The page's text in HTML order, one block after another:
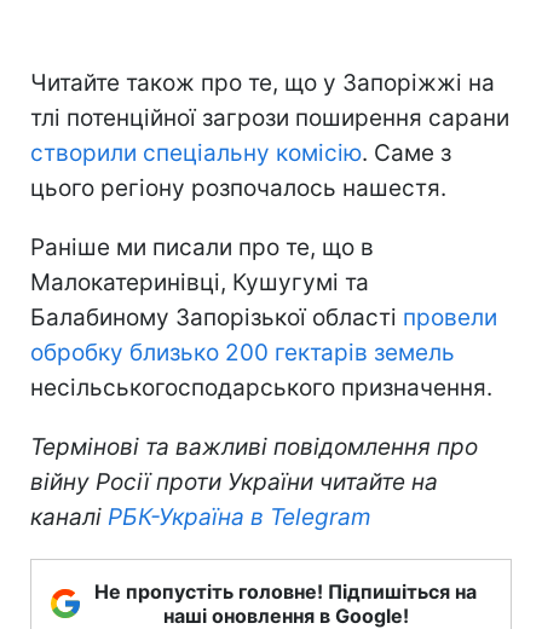
Читайте також про те, що у Запоріжжі на
тлі потенційної загрози поширення сарани
створили спеціальну комісію. Саме з
цього регіону розпочалось нашестя.
Раніше ми писали про те, що в
Малокатеринівці, Кушугумі та
Балабиному Запорізької області провели
обробку близько 200 гектарів земель
несільськогосподарського призначення.
Термінові та важливі повідомлення про
війну Росії проти України читайте на
каналі РБК-Україна в Telegram
Не пропустіть головне! Підпишіться на
наші оновлення в Google!